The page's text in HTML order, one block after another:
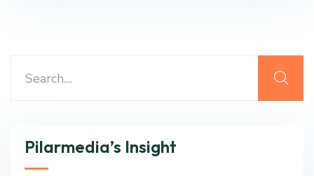
Pilarmedia’s Insight